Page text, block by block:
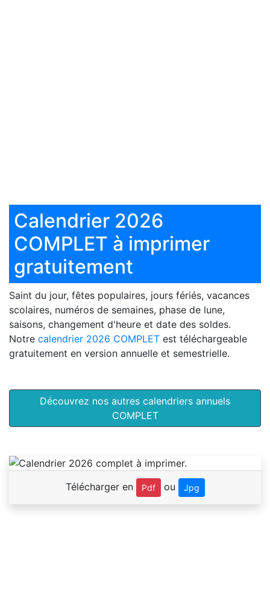
Calendrier 2026
COMPLET à imprimer
gratuitement
Saint du jour, fêtes populaires, jours fériés, vacances
scolaires, numéros de semaines, phase de lune,
saisons, changement d'heure et date des soldes.
Notre calendrier 2026 COMPLET est téléchargeable
gratuitement en version annuelle et semestrielle.
Découvrez nos autres calendriers annuels
COMPLET
Télécharger en Pdf ou Jpg